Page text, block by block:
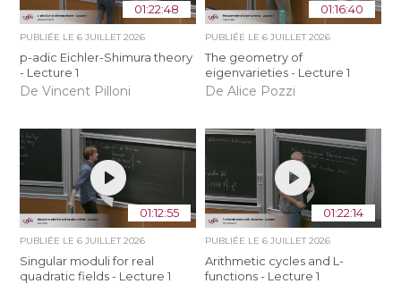
01:22:48
PUBLIÉE LE6 JUILLET 2026
p-adic Eichler-Shimura theory
- Lecture 1
De Vincent Pilloni
01:16:40
PUBLIÉE LE 6 JUILLET 2026
The geometry of
eigenvarieties - Lecture 1
De Alice Pozzi
01:12:55
PUBLIÉE LE6 JUILLET 2026
Singular moduli for real
quadratic fields - Lecture 1
01:22:14
PUBLIÉE LE 6 JUILLET 2026
Arithmetic cycles and L-
functions - Lecture 1